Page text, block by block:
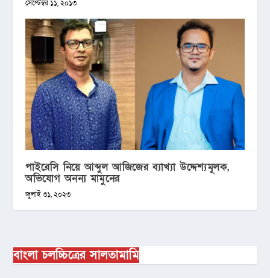
সেপ্টেম্বর ১১, ২০১৩
পাইরেসি নিয়ে আব্দুল আজিজের ব্যাখ্যা উদ্দেশ্যমূলক,
অভিযোগ অনন্য মামুনের
জুলাই ৩১, ২০২৩
বাংলা চলচ্চিত্রের সালতামামি